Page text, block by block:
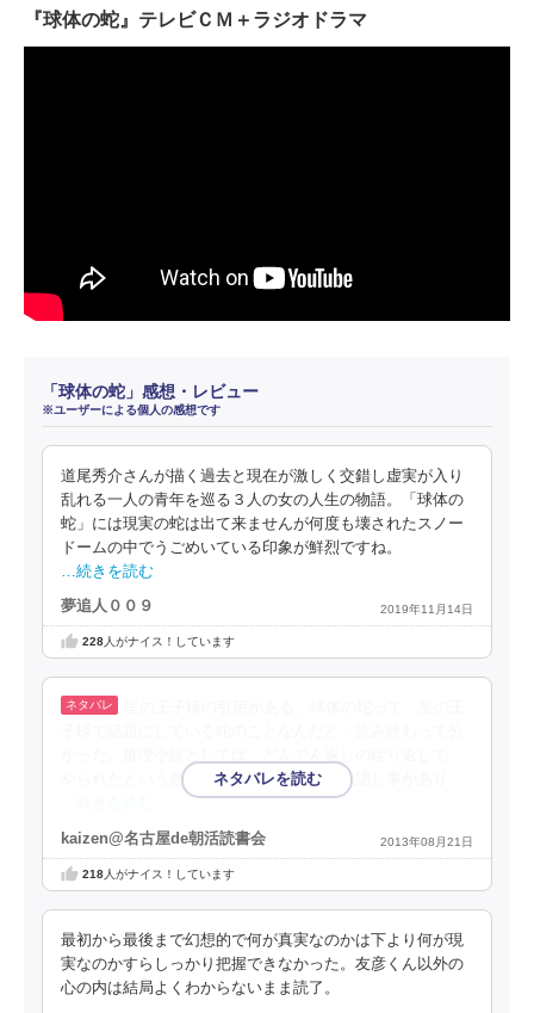
『球体の蛇』テレビＣＭ＋ラジオドラマ
「球体の蛇」感想・レビュー
※ユーザーによる個人の感想です
道尾秀介さんが描く過去と現在が激しく交錯し虚実が入り
乱れる一人の青年を巡る３人の女の人生の物語。「球体の
蛇」には現実の蛇は出て来ませんが何度も壊されたスノー
ドームの中でうごめいている印象が鮮烈ですね。
…続きを読む
夢追人００９ 2019年11月14日
228人がナイス！しています
やられたという感じ。当事者、一人一人に隠し事があり，
kaizen@名古屋de朝活読書会 2013年08月21日
218人がナイス！しています
最初から最後まで幻想的で何が真実なのかは下より何が現
実なのかすらしっかり把握できなかった。友彦くん以外の
心の内は結局よくわからないまま読了。